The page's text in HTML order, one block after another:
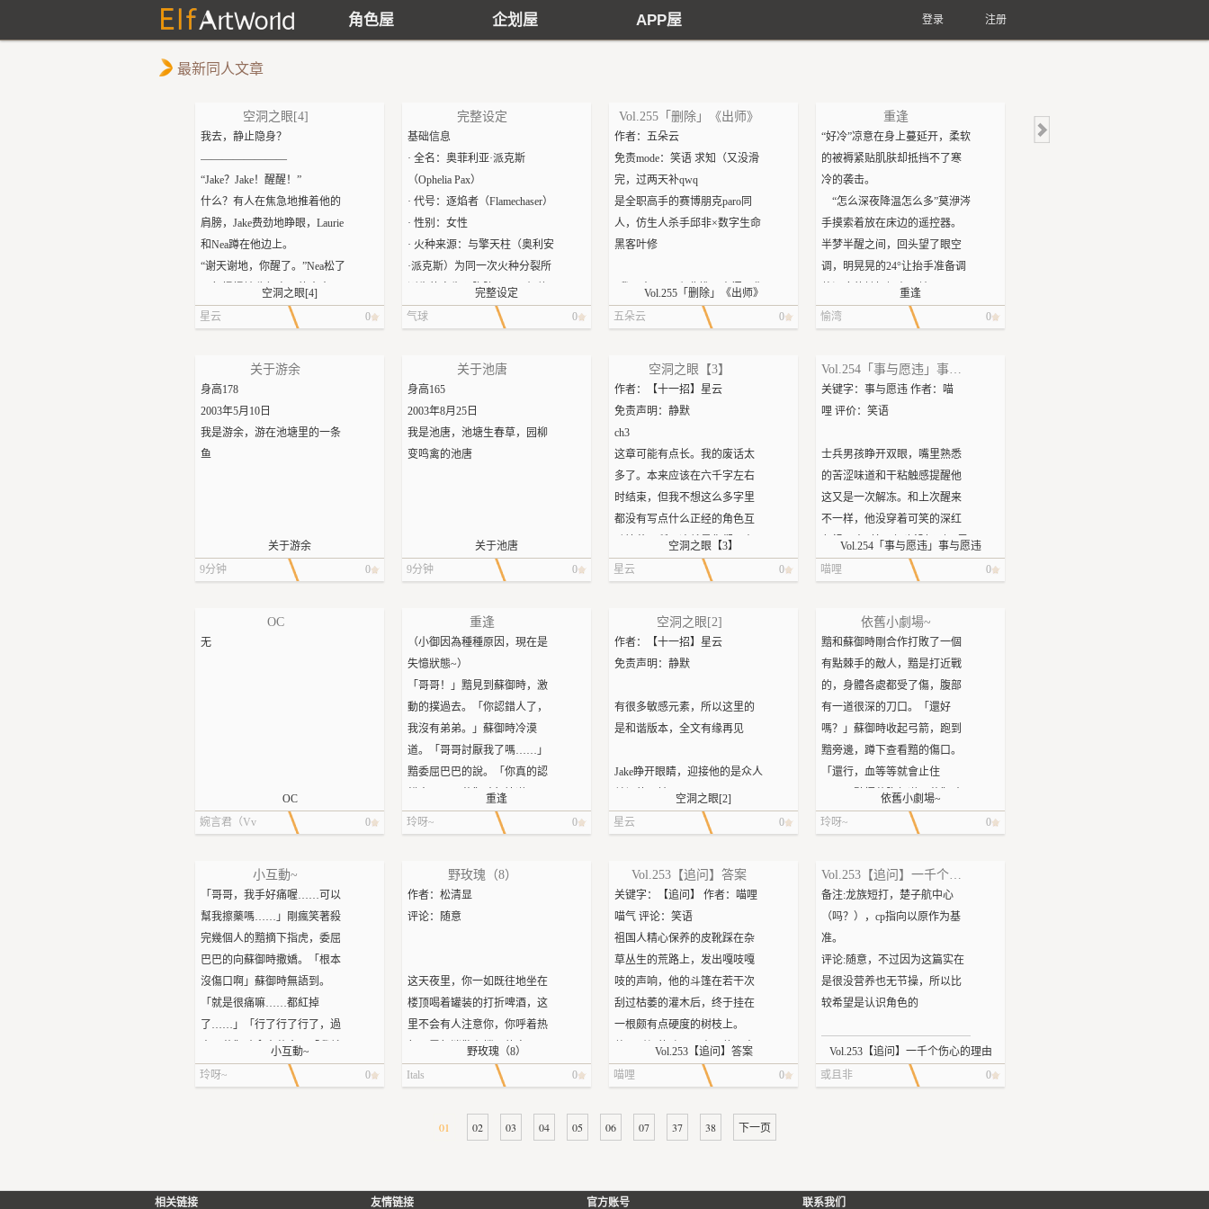
角色屋 企划屋 APP屋 注册
登录
最新同人文章
空洞之眼[4]
我去，静止隐身？
————————
“Jake？Jake！醒醒！”
什么？有人在焦急地推着他的
肩膀，Jake费劲地睁眼，Laurie
和Nea蹲在他边上。
“谢天谢地，你醒了。”Nea松了
口气慢慢地收起自己的水壶
（Jake怀疑自己晚一点睁眼就要
被她当成花浇水了），“你比他
怎么喊都不醒。”
“这么久？”Jake困惑地坐起来，
“但我只是……”
被Michael当成挤压玩具差点被
压断肋骨，死前还像小孩一样
“我应该多留一会儿看看能不能
救下你的，抱歉……”Laurie愧
紧抱住难以逃脱的禁锢，
Michael的体温通过亲密的怀抱
身上一样…Jake忽然站起来，远
离篝火。
——不是这样的，只是离火太
近。Jake的脸依然烫的要死，他
下意识地想拉起围巾遮住脸。
但他什么都没有摸到。
Huh？
围巾不见了。
怎么可能呢？那些工具可能因
为逃生者的死亡留在幻境里，
但从没有人丢过衣服。甚至
头，把那荒谬的想法甩出脑
空洞之眼[4]
星云
0
完整设定
基础信息
· 全名：奥菲利亚·派克斯
（Ophelia Pax）
· 代号：逐焰者（Flamechaser）
· 性别：女性
· 火种来源：与擎天柱（奥利安
·派克斯）为同一次火种分裂所
诞生的孪生双胞胎，哥哥机体
成形在先，妹妹机体成形在后
· 所属阵营：汽车人
​ · 战前：铁堡档案馆档案管理员
​ · 战争期间：擎天柱副官 / 汽车
人战士
​ · 临时任职：雷霆拯救队队长
宝（使徒身份）
​ · 赛天骄：二次改造，赋予“逐
源，回归火种源本体
性格与人格
表层性格
· 张扬、直言不讳、敢于在任何
场合（包括面对威震天时）表
达轻蔑与嘲讽
· 用调侃包裹关切——以“篡位”
玩笑对兄长表达在意，以“愣头
青”评价烟幕实际在观察其成长
· 语言节奏快、攻击性强，擅长
解其攻击意图
内层性格
· 战前性格温润、内敛、怕生，
间
· 对“失去”有深度恐惧——雷霆
拯救队时期的创伤贯穿整个战
时行为模式
· 务实主义者：在资源紧缺时会
优先选择有效方案而非合规方
· 对“领袖”头衔持续回避：曾说
核心性格标签
完整设定
气球
0
Vol.255「删除」《出师》
作者：五朵云
免责mode：笑语 求知（又没滑
完，过两天补qwq
是全职高手的赛博朋克paro同
人，仿生人杀手邱非×数字生命
黑客叶修
“我回来了。”邱非推开房门，像
往常一样报了一声到。
叶修的声音随即响起：“怎么
在虚拟屏幕上，在黑暗的室内
发出柔光。
“嗯。”邱非没有再多说什么，换
鞋，走到主机前坐下，打开食
指上隐藏的小盖，露出里面的
接头。这是他们的惯例——邱
非出任务回来，都会让叶修检
查一遍他的日志，以免被植入
什么恶意代码。正要插入主
机，他突然顿住，问：“老师，
异，可是没有。他保持着平静
而玩味的表情，问道：“喻文州
三个小时前，在城区边缘的一
面前。
叶修告诉他，这个人很棘手，
邱非自己的调查也印证了这一
点。他是叶修的同行，而且是
人可以从城东排到城西，但他
一次又一次地躲过了。给他一
点点机会，他就能把信息送到
地球上的任何一个角落，然后
他的搭档、雇主或者后辈就会
动用一切力量来救他。
所以这次邱非做得非常小心，
他平时已经很缜密，这次更是
滴水不漏。他不断变换身份和
面孔，在附近足足蹲点了两个
星期，配合叶修黑掉蓝雨的安
同时破坏了周围所有信号和能
喻文州反应够快，但邱非的枪
Vol.255「删除」《出师》
五朵云
0
重逢
“好冷”凉意在身上蔓延开，柔软
的被褥紧贴肌肤却抵挡不了寒
冷的袭击。
“怎么深夜降温怎么多”莫洢涔
手摸索着放在床边的遥控器。
半梦半醒之间，回头望了眼空
调，明晃晃的24°让抬手准备调
整温度的她怔愣在原地。
凉意再一次席卷全身，将迷
蒙的睡意驱散，长年入殓师职
绝不是普通室温的下降。
怎么回事，大半夜的。冰凉
的风吹过，激起她浑身鸡皮疙
过卧室每个角落，没有异常的
现象发生，但不断下降的温度
让人头皮发麻。
“姐……姐姐…”奇怪的声音
出现，明明是从远处传来，却
又像是轻语呢喃。
蒙在头上，口中不断念着清心
咒，身体拼命蜷缩，不敢让自
己的身体露一点在外面。
谁能告诉她，为什么熟悉的
房间里会隐藏着一只活（死）
生生的鬼?!
面对现实，入殓师的经验告
诉她，要冷静。可脑子虽然一
片清明，手脚却不听使唤的麻
木。额头渗出冷汗，一滴滴滑
刺骨 “WC，这不会真是闹鬼了
吧……?”汗水黏腻地附着在她的
皮肤上，像刚从水里捞出来一
样。
此刻的莫洢涔无比后悔，当
初学那些风水阴阳，只记得学
些安魂往生的东西在工作上使
“早知道学一学驱鬼了”莫洢
涔绝望地想着。
风声呼啸，房间内逐渐空气
也被刻意放轻，莫洢涔努力回
重逢
愉湾
0
关于游余
身高178
2003年5月10日
我是游余，游在池塘里的一条
鱼
关于游余
9分钟
0
关于池唐
身高165
2003年8月25日
我是池唐，池塘生春草，园柳
变鸣禽的池唐
关于池唐
9分钟
0
空洞之眼【3】
作者：【十一招】星云
免责声明：静默
ch3
这章可能有点长。我的废话太
多了。本来应该在六千字左右
时结束，但我不想这么多字里
都没有写点什么正经的角色互
动情节，所以这就是你们现在
得到的。。。?
————
子。”Nea疲惫地坐在原木上，
大声抱怨，“Jake在哪？”
“他刚刚去森林里了。”Laurie回
了什么？”
“Jake一开始就被发现了，那个
扎营了。”Nea气馁地说，“他就
这样守着直到Jake死为止。这家
伙一定是精神错乱…”
林。
【啊这，这不能播吧。】
朋友们被刀捅进肚子里时的惨
叫闪现在脑海中，而Jake幻想着
那个罪魁祸首以满足自己的黑
暗欲望，真是疯了。
我该怎么面对他们，尤其是
Laurie。Jake瘫倒在地，绝望地
“找谁？”Jake从树丛里钻出来，
空洞之眼【3】
星云
0
Vol.254「事与愿违」事与愿违
关键字：事与愿违 作者：喵
哩 评价：笑语
士兵男孩睁开双眼，嘴里熟悉
的苦涩味道和干粘触感提醒他
这又是一次解冻。和上次醒来
不一样，他没穿着可笑的深红
色祖国人T恤，但也没好到哪里
去，他现在除了内裤啥都没
穿。
的束缚带从钛金属的实验台上
滑落——事先已经有人解开了
搭扣。环顾四周，一间毫无特
色的冷灰房间，没有窗户，连
摄像头都是嵌在天花板里的。
门仅可通过墙壁上的一丝轮廓
分辨，甚至没有从里打开的把
手。
他冷笑一下，从实验台上从容
的跨了下来，绕着实验台走了
百岁老人了，但是周围的人一
个个老去，离开，让他不得不
的接受这个实事。他不会为了
这点小事哭哭啼啼，现在有更
迫切的问题要解决。
“你他妈的又搞砸了什么事情，
面的是祖国人，但是话一出口
他就知道搞错了。约翰那个怪
胎，不需要如此谨慎的面对自
什么是足以打败他伤害他的，
Vol.254「事与愿违」事与愿违
喵哩
0
OC
无
OC
婉言君（Vv
0
重逢
（小御因為種種原因，現在是
失憶狀態~）
「哥哥！」黯見到蘇御時，激
動的撲過去。「你認錯人了，
我沒有弟弟。」蘇御時冷漠
道。「哥哥討厭我了嗎……」
黯委屈巴巴的說。「你真的認
錯人了。」蘇御時無情道。
「沒關係，我等哥哥想起
來。」黯握住蘇御時的手說，
前好像閃過許多自己和面前男
人的畫面。「……」「我倆真
的是兄弟？」
重逢
玲呀~
0
空洞之眼[2]
作者：【十一招】星云
免责声明：静默
有很多敏感元素，所以这里的
是和谐版本，全文有缘再见
Jake睁开眼睛，迎接他的是众人
关切的眼神。
“Laurie呢！她在哪？”Jake第一
时间问道。
Jake正准备回答，身边的灌丛发
出悉悉索索的声音，浑身被血
浸透的金发女孩跌跌撞撞地冲
出来。
“救救我！有人在追……”她跌坐
在地上，抬头，“等等，什么？”
“呃，就是她。”Meg推了一把
Dwight，“该你解释。”
“Jake！Meg！你还活着！”
Laurie的尖叫打断了Dwight的嘀
喊，“他一直在刺你的尸体，我
只能先走，然后我在森林里看
扶了下眼镜，“我们确实死了，
空洞之眼[2]
星云
0
依舊小劇場~
黯和蘇御時剛合作打敗了一個
有點棘手的敵人，黯是打近戰
的，身體各處都受了傷，腹部
有一道很深的刀口。「還好
嗎？」蘇御時收起弓箭，跑到
黯旁邊，蹲下查看黯的傷口。
「還行，血等等就會止住
了。」黯捂著腹部道。蘇御時
最了解黯了，黯如果喊痛，那
大多是沒什麼事，但黯要是說
行，你讓我看看傷口。」蘇御
時堅持。「真的沒事，你看，
血已經止住了。」黯放下捂著
腹部的手，掀起衣服給蘇御時
看。「行吧，有什麼問題再告
訴我。」蘇御時放心了點。
「嗯！哥哥最好了！」黯乖乖
依舊小劇場~
玲呀~
0
小互動~
「哥哥，我手好痛喔……可以
幫我擦藥嗎……」剛瘋笑著殺
完幾個人的黯摘下指虎，委屈
巴巴的向蘇御時撒嬌。「根本
沒傷口啊」蘇御時無語到。
「就是很痛嘛……都紅掉
了……」「行了行了行了，過
來」蘇御時拿出藥盒。「我就
知道哥哥最好了！」黯開心的
坐到蘇御時面前，讓蘇御時幫
小互動~
玲呀~
0
野玫瑰（8）
作者：松清显
评论：随意
这天夜里，你一如既往地坐在
楼顶喝着罐装的打折啤酒，这
里不会有人注意你，你呼着热
气，雾气消散在楼顶的夜风
中。你突然看到楼梯边出现了
另一个人，黑色发尾在混着酒
气的风里黏在衣服上。“我就知
道你在这里。”
边缘，铁质栏杆和仿生义体粗
野玫瑰（8）
Itals
0
Vol.253【追问】答案
关键字：【追问】 作者：喵哩
喵气 评论：笑语
祖国人精心保养的皮靴踩在杂
草丛生的荒路上，发出嘎吱嘎
吱的声响，他的斗篷在若干次
刮过枯萎的灌木后，终于挂在
一根颇有点硬度的树枝上。
他不耐烦的啧了一声，停下来
解开那脆弱的布料。
旁边立刻飘来了低沉的如同大
提琴的士兵男孩的嘲讽：“奥森
威尔斯穿着斗篷，是为了遮住
沃特前头牌的眼了，他并没有
Vol.253【追问】答案
喵哩
0
Vol.253【追问】一千个伤心的理由
备注:龙族短打，楚子航中心
（吗？），cp指向以原作为基
准。
评论:随意，不过因为这篇实在
是很没营养也无节操，所以比
较希望是认识角色的
芬格尔最近觉得他的室友有点
儿不对劲。
因，不过这样下去废柴师弟兴
Vol.253【追问】一千个伤心的理由
或且非
0
01 02 03 04 05 06 07 37 38 下一页
相关链接 友情链接 官方账号 联系我们